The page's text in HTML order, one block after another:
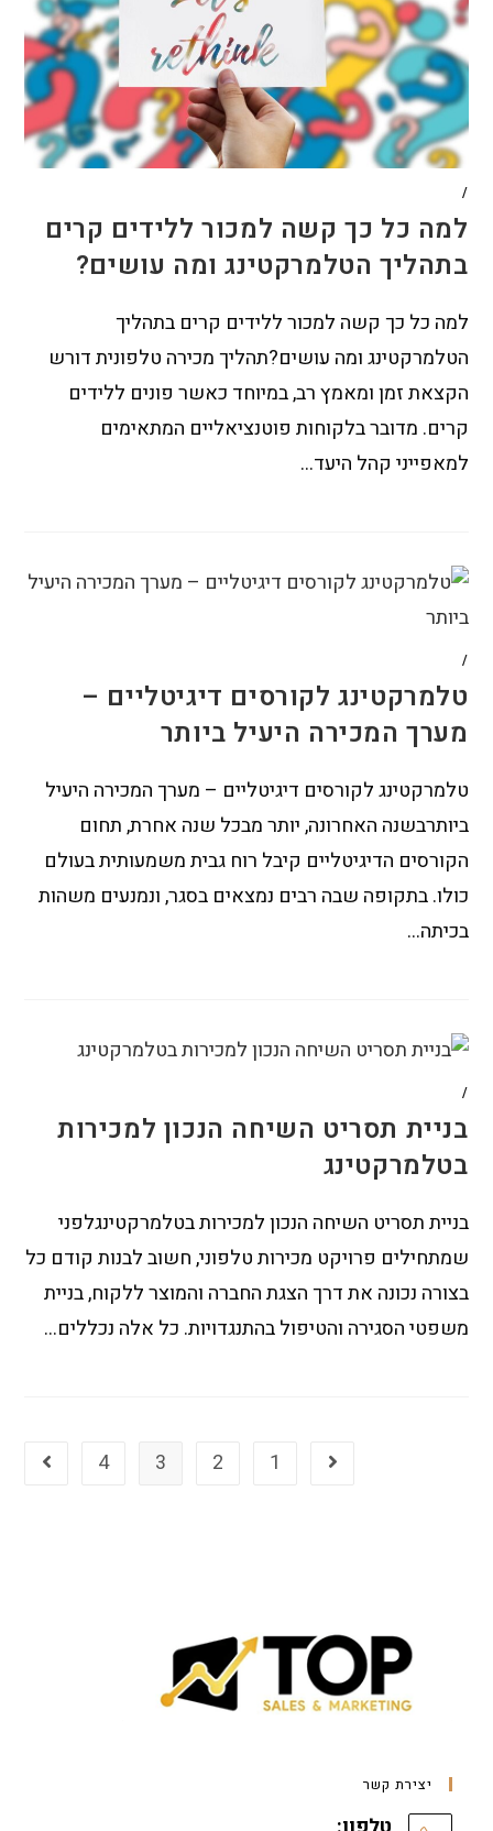
/
למה כל כך קשה למכור ללידים קרים
בתהליך הטלמרקטינג ומה עושים?
למה כל כך קשה למכור ללידים קרים בתהליך
הטלמרקטינג ומה עושים?תהליך מכירה טלפונית דורש
הקצאת זמן ומאמץ רב, במיוחד כאשר פונים ללידים
קרים. מדובר בלקוחות פוטנציאליים המתאימים
למאפייני קהל היעד…
/
טלמרקטינג לקורסים דיגיטליים –
מערך המכירה היעיל ביותר
טלמרקטינג לקורסים דיגיטליים – מערך המכירה היעיל
ביותרבשנה האחרונה, יותר מבכל שנה אחרת, תחום
הקורסים הדיגיטליים קיבל רוח גבית משמעותית בעולם
כולו. בתקופה שבה רבים נמצאים בסגר, ונמנעים משהות
בכיתה…
/
בניית תסריט השיחה הנכון למכירות
בטלמרקטינג
בניית תסריט השיחה הנכון למכירות בטלמרקטינגלפני
שמתחילים פרויקט מכירות טלפוני, חשוב לבנות קודם כל
בצורה נכונה את דרך הצגת החברה והמוצר ללקוח, בניית
משפטי הסגירה והטיפול בהתנגדויות. כל אלה נכללים…
1
2
3
4
יצירת קשר